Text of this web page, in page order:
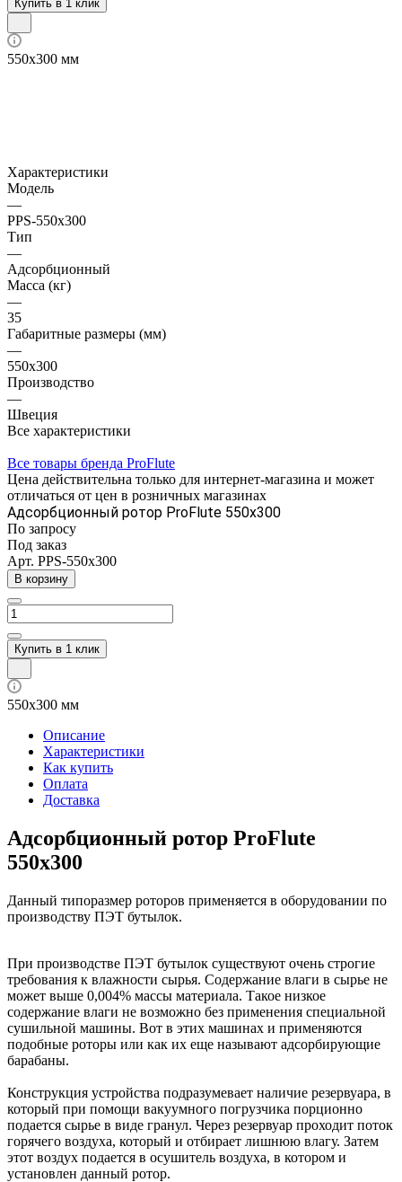
Купить в 1 клик
550x300 мм
Характеристики
Модель
—
PPS-550x300
Тип
—
Адсорбционный
Масса (кг)
—
35
Габаритные размеры (мм)
—
550х300
Производство
—
Швеция
Все характеристики
Все товары бренда ProFlute
Цена действительна только для интернет-магазина и может
отличаться от цен в розничных магазинах
Адсорбционный ротор ProFlute 550x300
По запросу
Под заказ
Арт. PPS-550x300
В корзину
Купить в 1 клик
550x300 мм
Описание
Характеристики
Как купить
Оплата
Доставка
Адсорбционный ротор ProFlute
550х300
Данный типоразмер роторов применяется в оборудовании по
производству ПЭТ бутылок.
При производстве ПЭТ бутылок существуют очень строгие
требования к влажности сырья. Содержание влаги в сырье не
может выше 0,004% массы материала. Такое низкое
содержание влаги не возможно без применения специальной
сушильной машины. Вот в этих машинах и применяются
подобные роторы или как их еще называют адсорбирующие
барабаны.
Конструкция устройства подразумевает наличие резервуара, в
который при помощи вакуумного погрузчика порционно
подается сырье в виде гранул. Через резервуар проходит поток
горячего воздуха, который и отбирает лишнюю влагу. Затем
этот воздух подается в осушитель воздуха, в котором и
установлен данный ротор.